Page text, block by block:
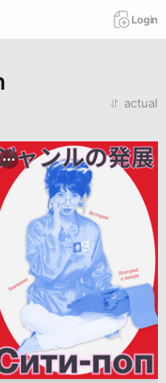
Login
actual